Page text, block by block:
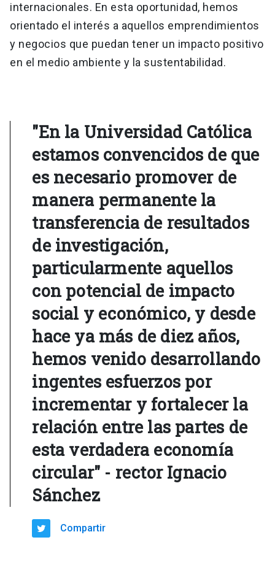
internacionales. En esta oportunidad, hemos
orientado el interés a aquellos emprendimientos
y negocios que puedan tener un impacto positivo
en el medio ambiente y la sustentabilidad.
"En la Universidad Católica
estamos convencidos de que
es necesario promover de
manera permanente la
transferencia de resultados
de investigación,
particularmente aquellos
con potencial de impacto
social y económico, y desde
hace ya más de diez años,
hemos venido desarrollando
ingentes esfuerzos por
incrementar y fortalecer la
relación entre las partes de
esta verdadera economía
circular" - rector Ignacio
Sánchez
Compartir